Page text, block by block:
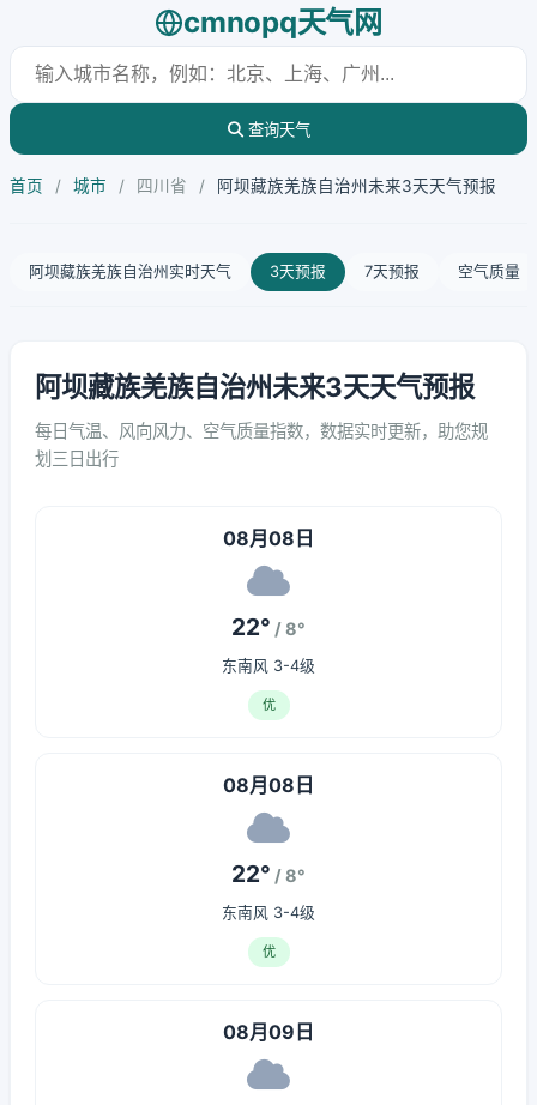
cmnopq天气网
查询天气
首页 / 城市 / 四川省 / 阿坝藏族羌族自治州未来3天天气预报
阿坝藏族羌族自治州实时天气 3天预报 7天预报 空气质量
阿坝藏族羌族自治州未来3天天气预报
每日气温、风向风力、空气质量指数，数据实时更新，助您规
划三日出行
08月08日
22° / 8°
东南风 3-4级
优
08月08日
22° / 8°
东南风 3-4级
优
08月09日